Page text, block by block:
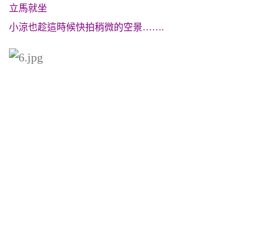
立馬就坐
小涼也趁這時候快拍稍微的空景…….